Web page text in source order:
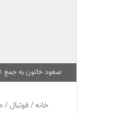
صعود خاتون به جمع 8 تيم برتر آسيا
خانه/ فوتبال/